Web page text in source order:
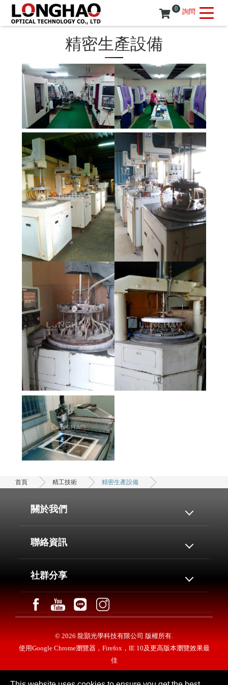
0 詢問
精密生產設備
首頁 精工技術 精密生產設備
關於我們
3D光學量測
聯絡我們
聯絡資訊
樓
高雄二廠:臺灣833高雄市鳥松區美山路30巷18號
桃園辦公室:臺灣330桃園市桃園區同安里中正路
1092號25樓
台中辦公室:臺灣404台中市北區館前路19號7樓之3
越南辦事處:同奈省展鵬縣廣進社廣和平明江田路
163路(No.613,binh giang Dien road,Quang Hoa
hamlet,Quang Tien commune,Trang Bom
district,Dong Nai province,Vietnam)
社群分享
© 2026 龍顥光學科技有限公司 版權所有.
使用Google Chrome瀏覽器，Firefox，IE 10及更高版本瀏覽效果最
佳